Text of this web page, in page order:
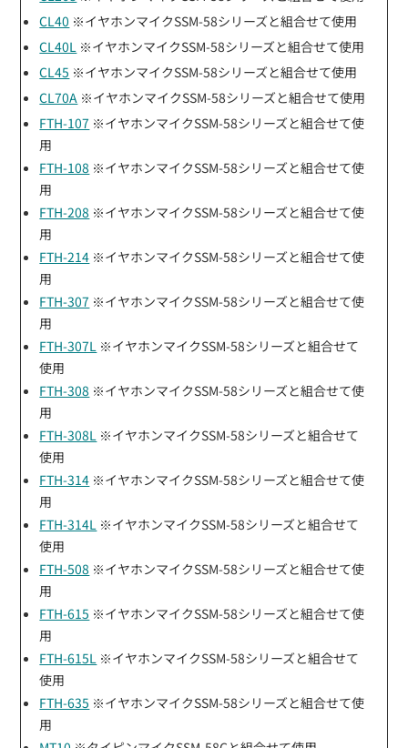
CL40 ※イヤホンマイクSSM-58シリーズと組合せて使用
CL40L ※イヤホンマイクSSM-58シリーズと組合せて使用
CL45 ※イヤホンマイクSSM-58シリーズと組合せて使用
CL70A ※イヤホンマイクSSM-58シリーズと組合せて使用
FTH-107 ※イヤホンマイクSSM-58シリーズと組合せて使
用
FTH-108 ※イヤホンマイクSSM-58シリーズと組合せて使
用
FTH-208 ※イヤホンマイクSSM-58シリーズと組合せて使
用
FTH-214 ※イヤホンマイクSSM-58シリーズと組合せて使
用
FTH-307 ※イヤホンマイクSSM-58シリーズと組合せて使
用
FTH-307L ※イヤホンマイクSSM-58シリーズと組合せて
使用
FTH-308 ※イヤホンマイクSSM-58シリーズと組合せて使
用
FTH-308L ※イヤホンマイクSSM-58シリーズと組合せて
使用
FTH-314 ※イヤホンマイクSSM-58シリーズと組合せて使
用
FTH-314L ※イヤホンマイクSSM-58シリーズと組合せて
使用
FTH-508 ※イヤホンマイクSSM-58シリーズと組合せて使
用
FTH-615 ※イヤホンマイクSSM-58シリーズと組合せて使
用
FTH-615L ※イヤホンマイクSSM-58シリーズと組合せて
使用
FTH-635 ※イヤホンマイクSSM-58シリーズと組合せて使
用